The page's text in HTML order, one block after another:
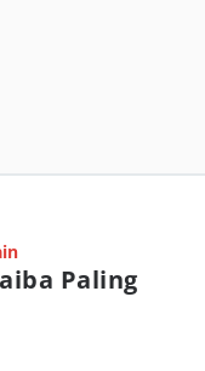
Paling